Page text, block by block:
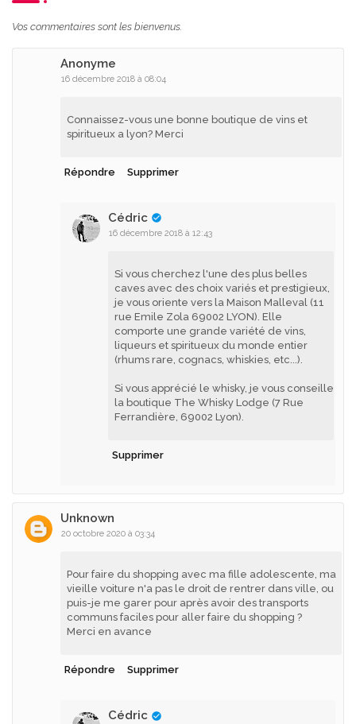
Vos commentaires sont les bienvenus.
Anonyme
16 décembre 2018 à 08:04
Connaissez-vous une bonne boutique de vins et
spiritueux a lyon? Merci
Répondre Supprimer
Cédric
16 décembre 2018 à 12:43
Si vous cherchez l'une des plus belles
caves avec des choix variés et prestigieux,
je vous oriente vers la Maison Malleval (11
rue Emile Zola 69002 LYON). Elle
comporte une grande variété de vins,
liqueurs et spiritueux du monde entier
(rhums rare, cognacs, whiskies, etc...).
Si vous apprécié le whisky, je vous conseille
la boutique The Whisky Lodge (7 Rue
Ferrandière, 69002 Lyon).
Supprimer
Unknown
20 octobre 2020 à 03:34
Pour faire du shopping avec ma fille adolescente, ma
vieille voiture n'a pas le droit de rentrer dans ville, ou
puis-je me garer pour après avoir des transports
communs faciles pour aller faire du shopping ?
Merci en avance
Répondre Supprimer
Cédric